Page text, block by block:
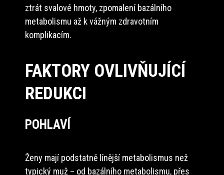
ztrát svalové hmoty, zpomalení bazálního
metabolismu až k vážným zdravotním
komplikacím.
FAKTORY OVLIVŇUJÍCÍ
REDUKCI
POHLAVÍ
Ženy mají podstatně línější metabolismus než
typický muž – od bazálního metabolismu, přes